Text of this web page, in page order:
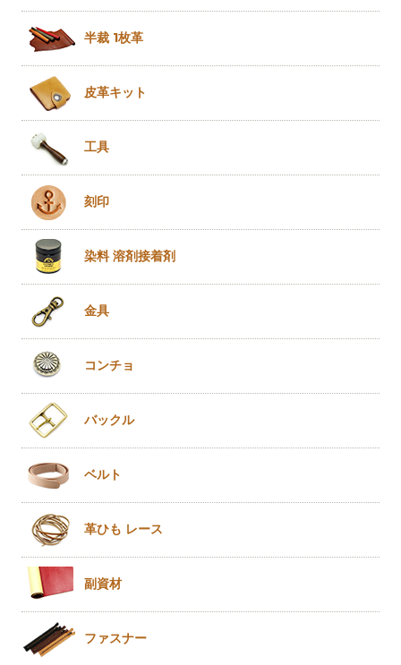
半裁 1枚革
皮革キット
工具
刻印
染料 溶剤接着剤
金具
コンチョ
バックル
ベルト
革ひも レース
副資材
ファスナー